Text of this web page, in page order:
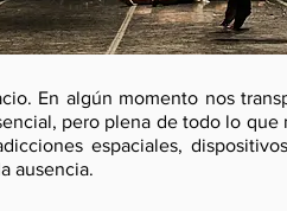
En algún momento nos
pero plena de todo lo
espaciales,
ausencia.